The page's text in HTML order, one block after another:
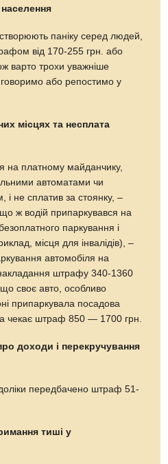
паніку серед людей,
від 170-255 грн. або
варто трохи уважніше
або репостимо у
місцях та несплата
на платному майданчику,
автоматами чи
не сплатив за стоянку, –
ж водій припаркувався на
паркування і
місця для інвалідів), –
автомобіля на
штрафу 340-1360
своє авто, особливо
припаркувала посадова
чекає штраф 850 — 1700 грн.
доходи і перекручування
передбачено штраф 51-
тиші у